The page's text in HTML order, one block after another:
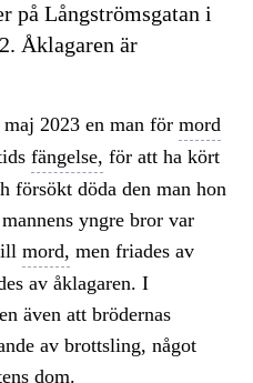
på Långströmsgatan i
Åklagaren är
2023 en man för mord
fängelse, för att ha kört
försökt döda den man hon
yngre bror var
mord, men friades av
av åklagaren. I
även att brödernas
av brottsling, något
dom.